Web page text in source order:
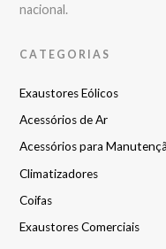
nacional.
CATEGORIAS
Exaustores Eólicos
Acessórios de Ar
Acessórios para
Climatizadores
Coifas
Exaustores Comerciais